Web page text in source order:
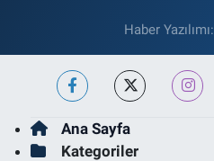
Haber Yazılımı:
Ana Sayfa
Kategoriler